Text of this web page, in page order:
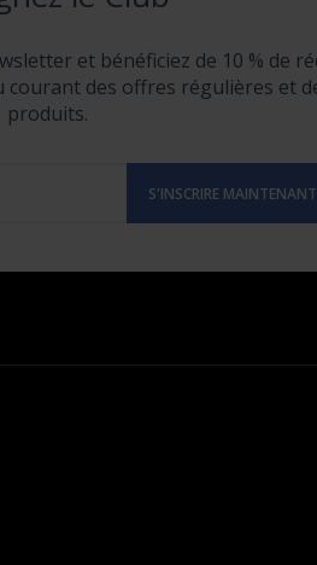
et bénéficiez de 10 % de
des offres régulières et
produits.